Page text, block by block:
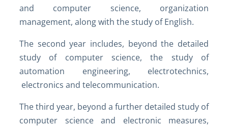
and computer science, organization
management, along with the study of English.
The second year includes, beyond the detailed
study of computer science, the study of
automation engineering, electrotechnics,
electronics and telecommunication.
The third year, beyond a further detailed study of
computer science and electronic measures,